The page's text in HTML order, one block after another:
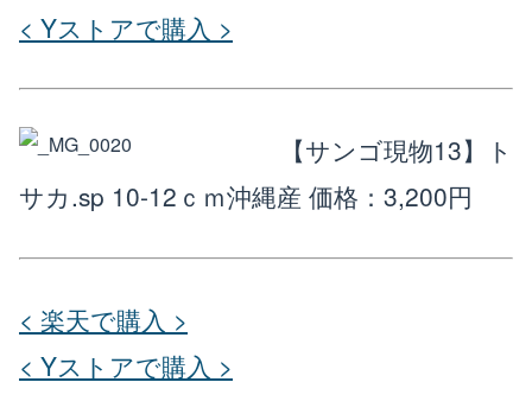
< Yストアで購入 >
【サンゴ現物13】ト
サカ.sp 10-12ｃｍ沖縄産 価格：3,200円
< 楽天で購入 >
< Yストアで購入 >